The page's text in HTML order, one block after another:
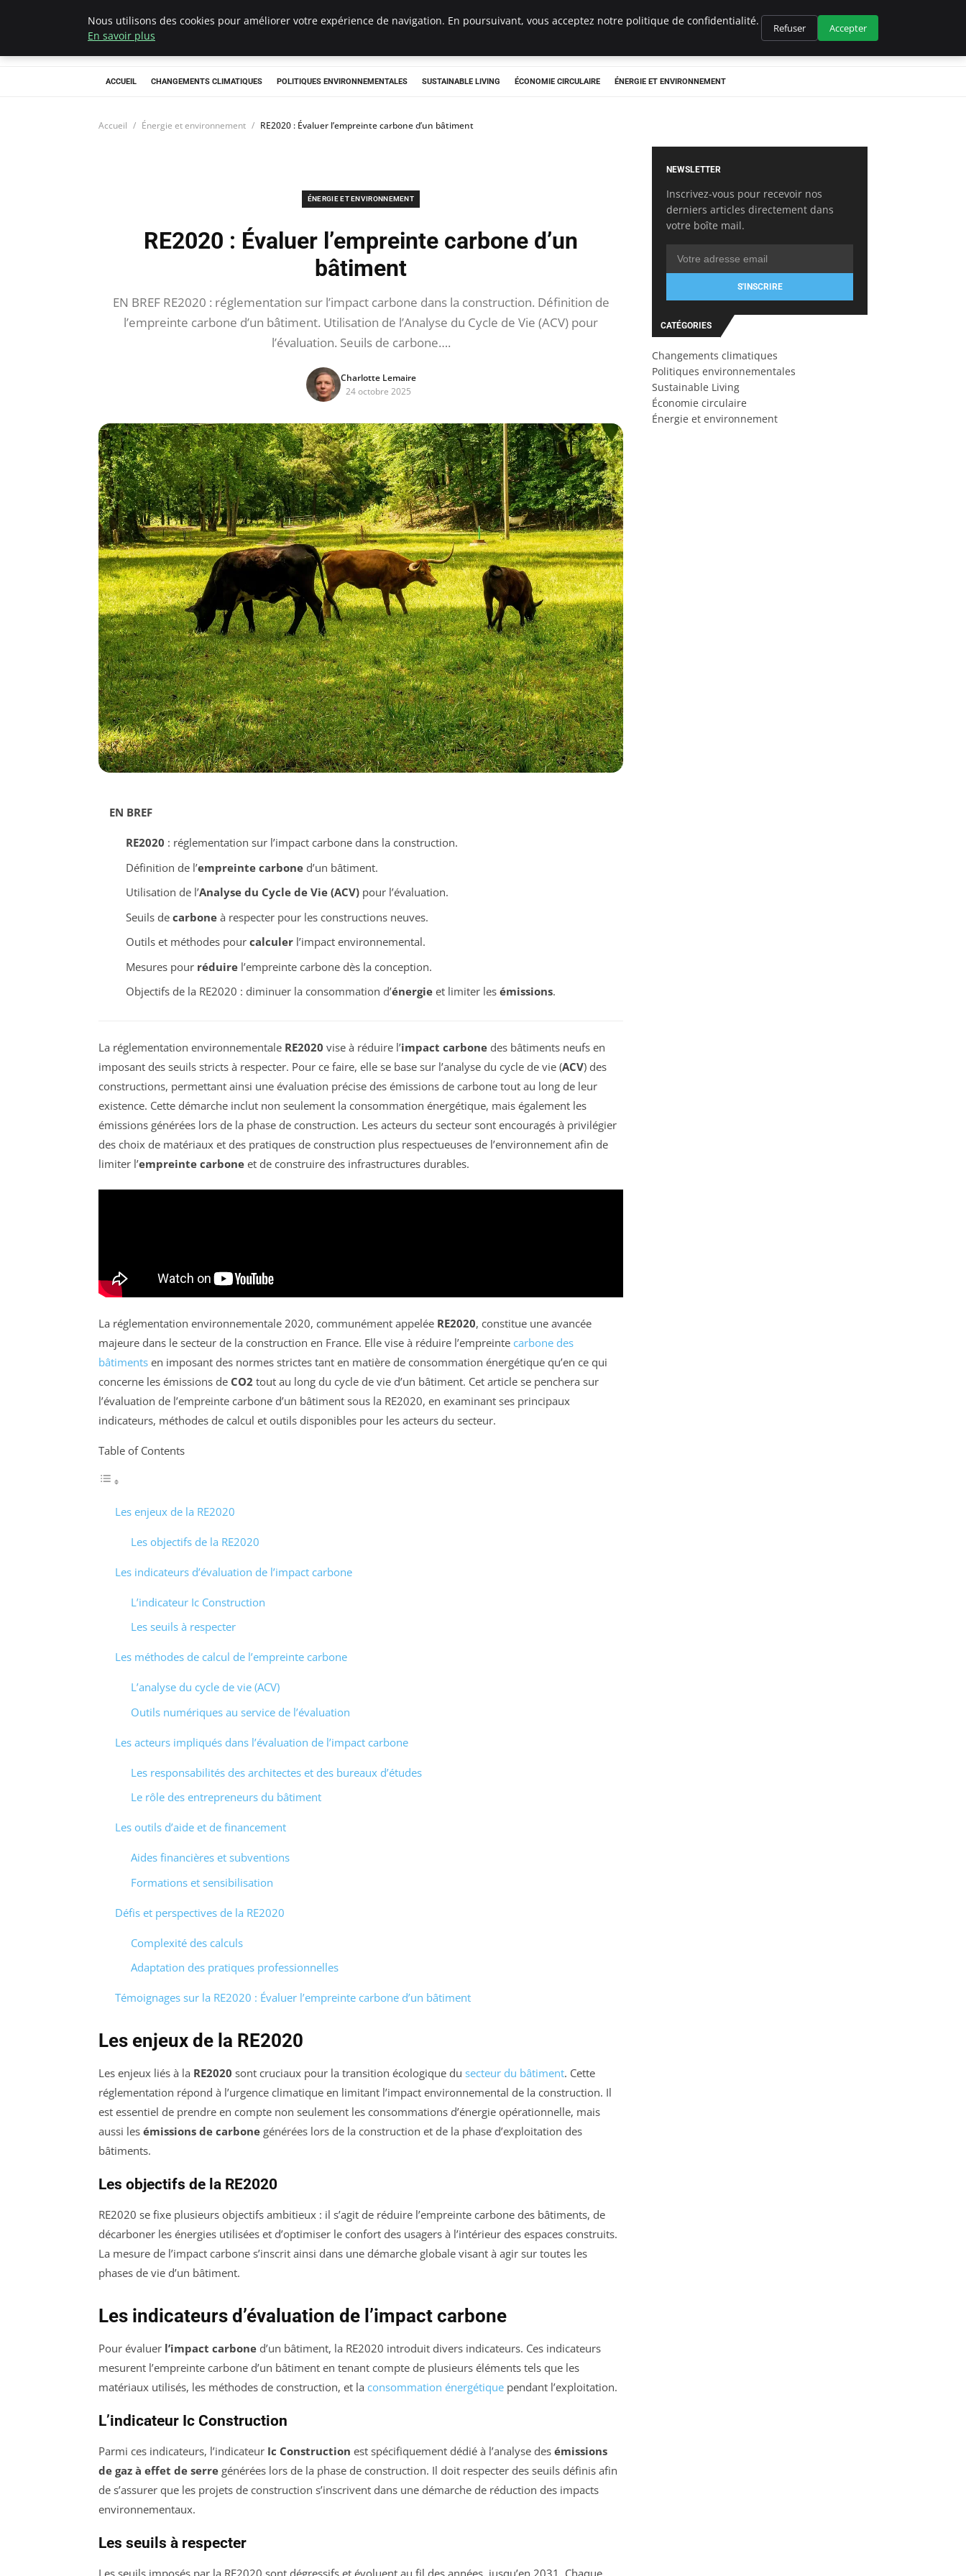
Climategatecountryclub.com
ACCUEIL CHANGEMENTS CLIMATIQUES POLITIQUES ENVIRONNEMENTALES SUSTAINABLE LIVING ÉCONOMIE CIRCULAIRE ÉNERGIE ET ENVIRONNEMENT
Accueil Énergie et environnement RE2020 : Évaluer l’empreinte carbone d’un bâtiment
ÉNERGIE ET ENVIRONNEMENT
RE2020 : Évaluer l’empreinte carbone d’un
bâtiment
EN BREF RE2020 : réglementation sur l’impact carbone dans la construction. Définition de
l’empreinte carbone d’un bâtiment. Utilisation de l’Analyse du Cycle de Vie (ACV) pour
l’évaluation. Seuils de carbone….
Charlotte Lemaire
24 octobre 2025
EN BREF
RE2020 : réglementation sur l’impact carbone dans la construction.
Définition de l’empreinte carboned’un bâtiment.
Utilisation de l’Analyse du Cycle de Vie (ACV)pour l’évaluation.
Seuils de carboneà respecter pour les constructions neuves.
Outils et méthodes pour calculerl’impact environnemental.
Mesures pour réduirel’empreinte carbone dès la conception.
Objectifs de la RE2020 : diminuer la consommation d’énergieet limiter les émissions.
La réglementation environnementale RE2020 vise à réduire l’impact carbone des bâtiments neufs en
imposant des seuils stricts à respecter. Pour ce faire, elle se base sur l’analyse du cycle de vie (ACV) des
constructions, permettant ainsi une évaluation précise des émissions de carbone tout au long de leur
existence. Cette démarche inclut non seulement la consommation énergétique, mais également les
émissions générées lors de la phase de construction. Les acteurs du secteur sont encouragés à privilégier
des choix de matériaux et des pratiques de construction plus respectueuses de l’environnement afin de
limiter l’empreinte carbone et de construire des infrastructures durables.
La réglementation environnementale 2020, communément appelée RE2020, constitue une avancée
majeure dans le secteur de la construction en France. Elle vise à réduire l’empreinte carbone des
bâtiments en imposant des normes strictes tant en matière de consommation énergétique qu’en ce qui
concerne les émissions de CO2 tout au long du cycle de vie d’un bâtiment. Cet article se penchera sur
l’évaluation de l’empreinte carbone d’un bâtiment sous la RE2020, en examinant ses principaux
indicateurs, méthodes de calcul et outils disponibles pour les acteurs du secteur.
Table of Contents
Les enjeux de la RE2020
Les objectifs de la RE2020
Les indicateurs d’évaluation de l’impact carbone
L’indicateur Ic Construction
Les seuils à respecter
Les méthodes de calcul de l’empreinte carbone
L’analyse du cycle de vie (ACV)
Outils numériques au service de l’évaluation
Les acteurs impliqués dans l’évaluation de l’impact carbone
Les responsabilités des architectes et des bureaux d’études
Le rôle des entrepreneurs du bâtiment
Les outils d’aide et de financement
Aides financières et subventions
Formations et sensibilisation
Défis et perspectives de la RE2020
Complexité des calculs
Adaptation des pratiques professionnelles
Témoignages sur la RE2020 : Évaluer l’empreinte carbone d’un bâtiment
Les enjeux de la RE2020
Les enjeux liés à la RE2020 sont cruciaux pour la transition écologique du secteur du bâtiment. Cette
réglementation répond à l’urgence climatique en limitant l’impact environnemental de la construction. Il
est essentiel de prendre en compte non seulement les consommations d’énergie opérationnelle, mais
aussi les émissions de carbone générées lors de la construction et de la phase d’exploitation des
bâtiments.
Les objectifs de la RE2020
RE2020 se fixe plusieurs objectifs ambitieux : il s’agit de réduire l’empreinte carbone des bâtiments, de
décarboner les énergies utilisées et d’optimiser le confort des usagers à l’intérieur des espaces construits.
La mesure de l’impact carbone s’inscrit ainsi dans une démarche globale visant à agir sur toutes les
phases de vie d’un bâtiment.
Les indicateurs d’évaluation de l’impact carbone
Pour évaluer l’impact carbone d’un bâtiment, la RE2020 introduit divers indicateurs. Ces indicateurs
mesurent l’empreinte carbone d’un bâtiment en tenant compte de plusieurs éléments tels que les
matériaux utilisés, les méthodes de construction, et la consommation énergétique pendant l’exploitation.
L’indicateur Ic Construction
Parmi ces indicateurs, l’indicateur Ic Construction est spécifiquement dédié à l’analyse des émissions
de gaz à effet de serre générées lors de la phase de construction. Il doit respecter des seuils définis afin
de s’assurer que les projets de construction s’inscrivent dans une démarche de réduction des impacts
environnementaux.
Les seuils à respecter
NEWSLETTER
Inscrivez-vous pour recevoir nos
derniers articles directement dans
votre boîte mail.
S'INSCRIRE
CATÉGORIES
Changements climatiques
Politiques environnementales
Sustainable Living
Économie circulaire
Énergie et environnement
Nous utilisons des cookies pour améliorer votre expérience de navigation. En poursuivant, vous acceptez notre politique de confidentialité.
En savoir plus
Refuser Accepter